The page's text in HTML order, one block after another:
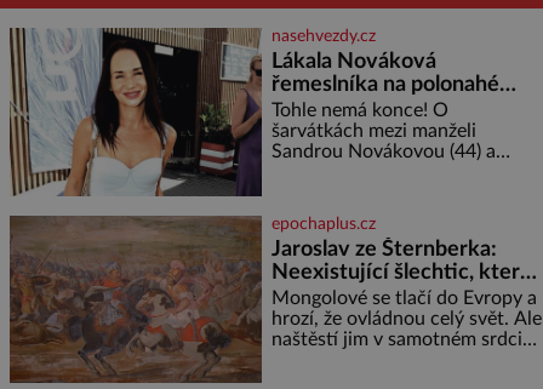
nasehvezdy.cz
Lákala Nováková
řemeslníka na polonahé
tělo!
Tohle nemá konce! O
šarvátkách mezi manželi
Sandrou Novákovou (44) a
by doufal, že horká zem u
herečky ze seriálu Ulice a
režiséra vychladne,
epochaplus.cz
Jaroslav ze Šternberka:
Neexistující šlechtic, který
z Moravy vyžene Mongoly
Mongolové se tlačí do Evropy a
hrozí, že ovládnou celý svět. Ale
naštěstí jim v samotném srdci